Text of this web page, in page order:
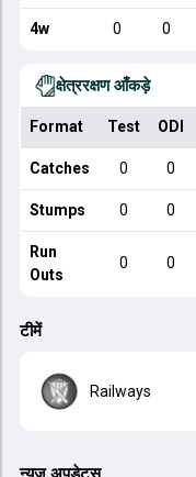
4w 0 0
क्षेत्ररक्षण आँकड़े
Format Test ODI
Catches 0 0
Stumps 0 0
Run
Outs
0 0
टीमें
Railways